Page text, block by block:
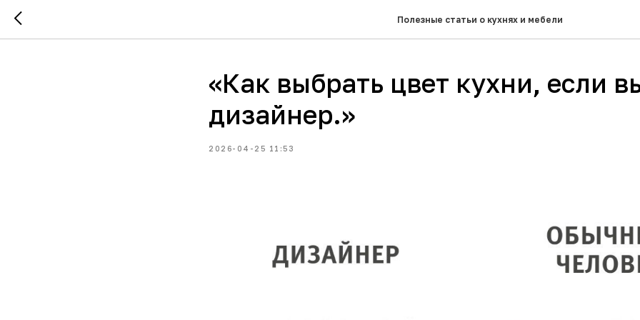
Полезные статьи о кухнях и мебели
«Как выбрать цвет кухни, если
дизайнер.»
2026-04-25 11:53